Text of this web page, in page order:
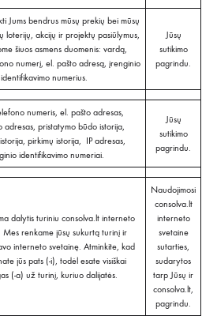
Jums bendrus mūsų prekių bei mūsų
loterijų, akcijų ir projektų pasiūlymus,
šiuos asmens duomenis: vardą,
numerį, el. pašto adresą, įrenginio
identifikavimo numerius.
Jūsų
sutikimo
pagrindu.
numeris, el. pašto adresas,
adresas, pristatymo būdo istorija,
pirkimų istorija, IP adresas,
identifikavimo numeriai.
Jūsų
sutikimo
pagrindu.
dalytis turiniu consolva.lt interneto
Mes renkame jūsų sukurtą turinį ir
interneto svetainę. Atminkite, kad
jūs pats (-i), todėl esate visiškai
(-a) už turinį, kuriuo dalijatės.
Naudojimosi
consolva.lt
interneto
svetaine
sutarties,
sudarytos
tarp Jūsų ir
consolva.lt,
pagrindu.